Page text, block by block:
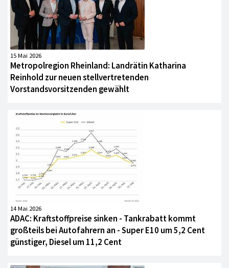
15 Mai 2026
Metropolregion Rheinland: Landrätin Katharina
Reinhold zur neuen stellvertretenden
Vorstandsvorsitzenden gewählt
14 Mai 2026
ADAC: Kraftstoffpreise sinken - Tankrabatt kommt
großteils bei Autofahrern an - Super E10 um 5,2 Cent
günstiger, Diesel um 11,2 Cent